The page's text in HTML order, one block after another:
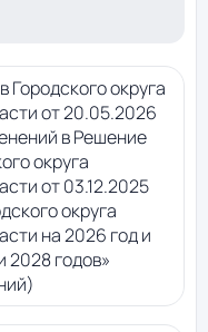
округа
от 20.05.2026
в Решение
округа
от 03.12.2025
округа
на 2026 год и
2028 годов»